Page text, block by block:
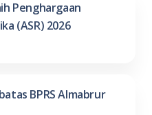
Penghargaan
(ASR) 2026
BPRS Almabrur